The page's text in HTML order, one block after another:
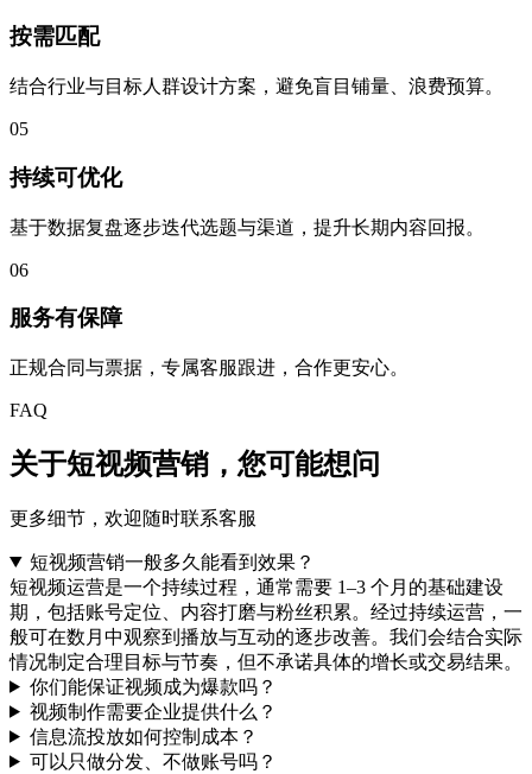
按需匹配
结合行业与目标人群设计方案，避免盲目铺量、浪费预算。
05
持续可优化
基于数据复盘逐步迭代选题与渠道，提升长期内容回报。
06
服务有保障
正规合同与票据，专属客服跟进，合作更安心。
FAQ
关于短视频营销， 您可能想问
更多细节，欢迎随时联系客服
短视频营销一般多久能看到效果？
短视频运营是一个持续过程，通常需要 1–3 个月的基础建设
期，包括账号定位、内容打磨与粉丝积累。经过持续运营，一
般可在数月中观察到播放与互动的逐步改善。我们会结合实际
情况制定合理目标与节奏，但不承诺具体的增长或交易结果。
你们能保证视频成为爆款吗？
视频制作需要企业提供什么？
信息流投放如何控制成本？
可以只做分发、不做账号吗？